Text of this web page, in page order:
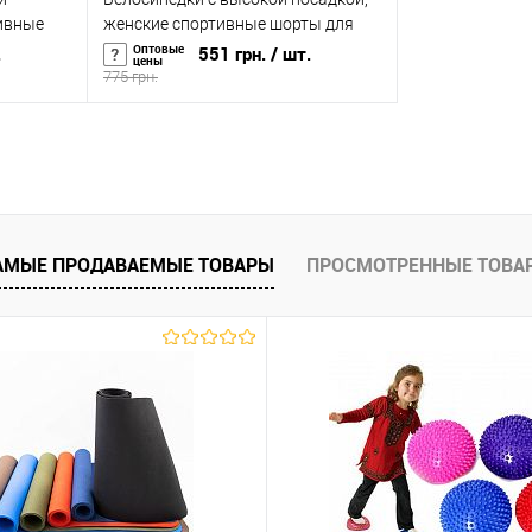
женские спортивные шорты для
фитнеса и йоги OSPORT (os-0004-1)
Оптовые
цены 551 грн. / шт.
775 грн.
ПРОДАВАЕМЫЕ ТОВАРЫ ПРОСМОТРЕННЫЕ